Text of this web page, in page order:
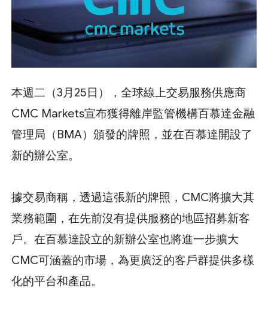
本週二（3月25日），全球線上交易服務供應商
CMC Markets宣布獲得離岸監管機構百慕達金融
管理局（BMA）頒發的牌照，並在百慕達開設了
新的辦公室。
據交易商稱，透過這張新的牌照，CMC將擴大其
業務範圍，在先前沒有提供服務的地區招募新客
戶。在百慕達設立的新辦公室也將進一步擴大
CMC可涵蓋的市場，為更廣泛的客戶群提供多樣
化的平台和產品。